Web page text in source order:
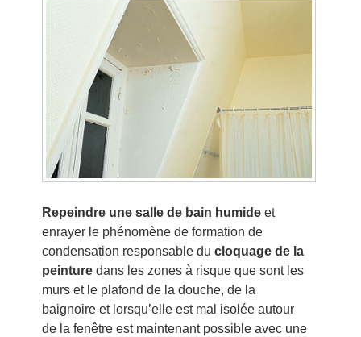
Repeindre une salle de bain humideet
enrayer le phénomène de formation de
condensation responsable du cloquage de la
peinturedans les zones à risque que sont les
murs et le plafond de la douche, de la
baignoire et lorsqu’elle est mal isolée autour
de la fenêtre est maintenant possible avec une